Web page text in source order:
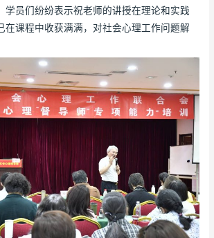
学员们纷纷表示祝老师的讲授在理论和实践
在课程中收获满满，对社会心理工作问题解